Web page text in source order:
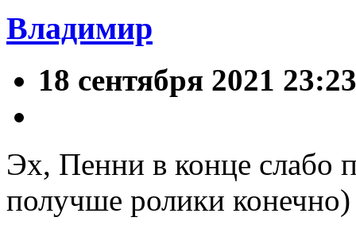
Владимир
18 сентября 2021 23:23
Эх, Пенни в конце слабо
получше ролики конечно)